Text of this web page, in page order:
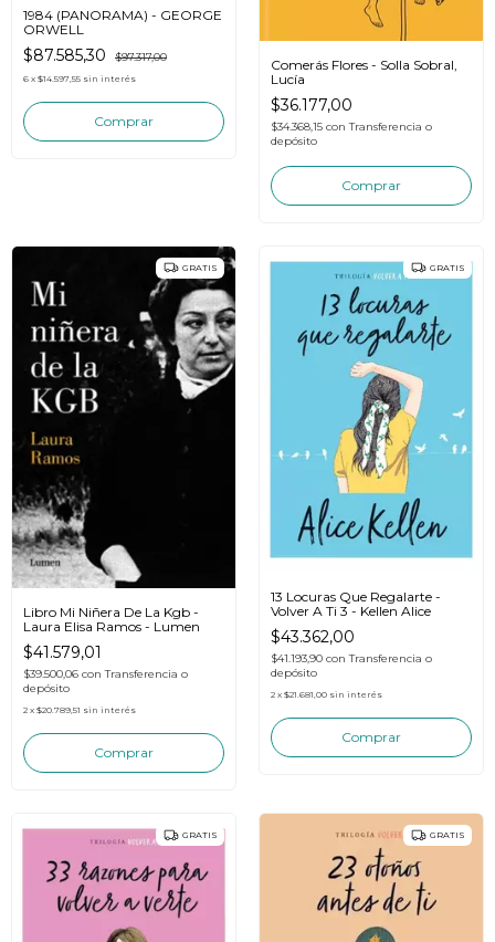
1984 (PANORAMA) - GEORGE
ORWELL
$87.585,30 $97.317,00
6 x $14.597,55 sin interés
Comerás Flores - Solla Sobral,
Lucía
$36.177,00
$34.368,15 con Transferencia o
depósito
GRATIS
Libro Mi Niñera De La Kgb -
Laura Elisa Ramos - Lumen
$41.579,01
$39.500,06 con Transferencia o
depósito
2 x $20.789,51 sin interés
GRATIS
13 Locuras Que Regalarte -
Volver A Ti 3 - Kellen Alice
$43.362,00
$41.193,90 con Transferencia o
depósito
2 x $21.681,00 sin interés
GRATIS GRATIS